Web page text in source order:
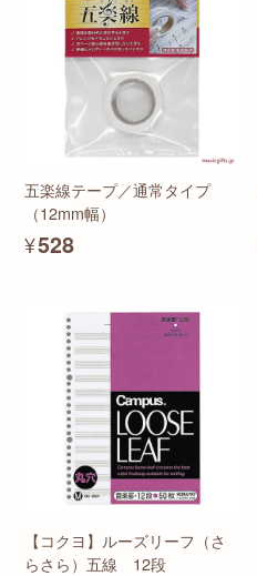
五楽線テープ／通常タイプ
（12mm幅）
¥528
【コクヨ】ルーズリーフ（さ
らさら）五線 12段